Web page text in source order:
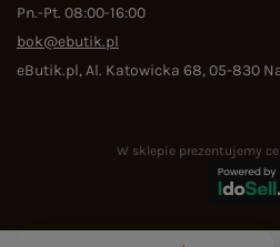
Pn.-Pt. 08:00-16:00
bok@ebutik.pl
eButik.pl,Al. Katowicka 68,05-830
W sklepie prezentujemy